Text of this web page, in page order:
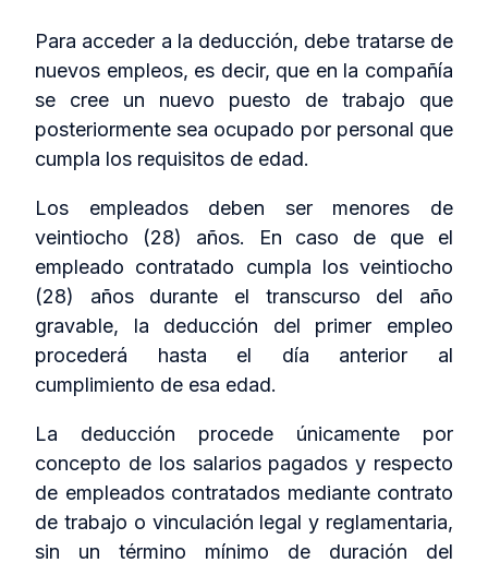
Para acceder a la deducción, debe tratarse de
nuevos empleos, es decir, que en la compañía
se cree un nuevo puesto de trabajo que
posteriormente sea ocupado por personal que
cumpla los requisitos de edad.
Los empleados deben ser menores de
veintiocho (28) años. En caso de que el
empleado contratado cumpla los veintiocho
(28) años durante el transcurso del año
gravable, la deducción del primer empleo
procederá hasta el día anterior al
cumplimiento de esa edad.
La deducción procede únicamente por
concepto de los salarios pagados y respecto
de empleados contratados mediante contrato
de trabajo o vinculación legal y reglamentaria,
sin un término mínimo de duración del